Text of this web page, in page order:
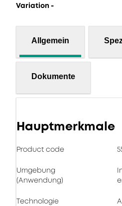
Variation -
Allgemein
Dokumente
Hauptmerkmale
Product code
Umgebung
(Anwendung)
Technologie